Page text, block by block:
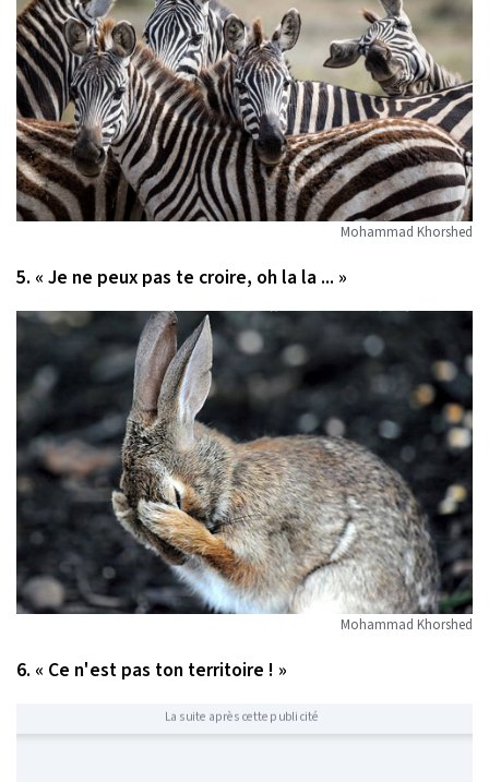
Mohammad Khorshed
5. « Je ne peux pas te croire, oh la la ... »
Mohammad Khorshed
6. « Ce n'est pas ton territoire ! »
La suite après cette publicité